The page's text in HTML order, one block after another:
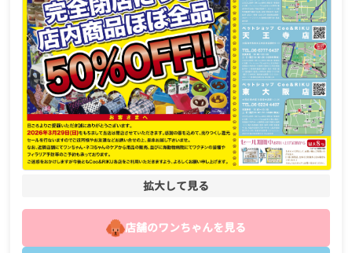
拡大して見る
店舗のワンちゃんを見る